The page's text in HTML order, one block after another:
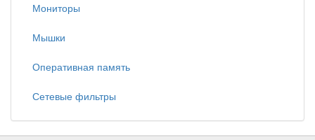
Мониторы
Мышки
Оперативная память
Сетевые фильтры